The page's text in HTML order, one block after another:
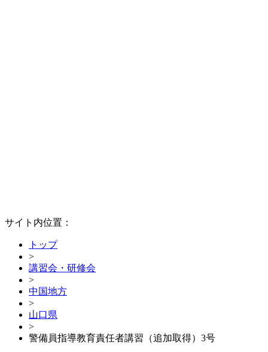
サイト内位置：
トップ
>
講習会・研修会
>
中国地方
>
山口県
>
警備員指導教育責任者講習（追加取得）3号